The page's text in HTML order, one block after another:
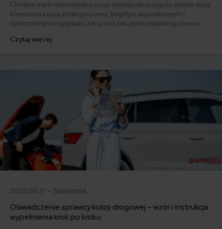
Chińskie marki samochodów coraz śmielej wkraczają na polskie drogi.
Kierowców kuszą atrakcyjną ceną, bogatym wyposażeniem i
nowoczesnymi napędami, ale przed zakupem pojawia się również
komunikacyjne dla marek takich jak MG, BYD, Omoda, Jaecoo i BAIC
Czytaj więcej
2026.06.17 • Samochód
Oświadczenie sprawcy kolizji drogowej – wzór i instrukcja
wypełnienia krok po kroku